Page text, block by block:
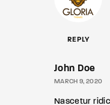
REPLY
John Doe
MARCH 9, 2020
Nascetur